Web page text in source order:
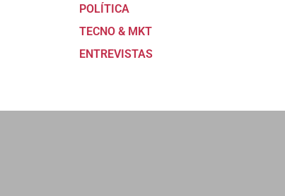
POLÍTICA
TECNO & MKT
ENTREVISTAS